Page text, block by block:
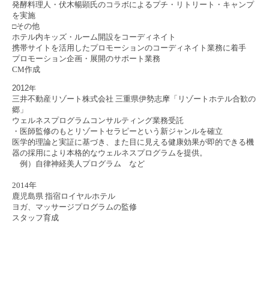
発酵料理人・伏木暢顕氏のコラボによるプチ・リトリート・キャンプ
を実施
□その他
ホテル内キッズ・ルーム開設をコーディネイト
携帯サイトを活用したプロモーションのコーディネイト業務に着手
プロモーション企画・展開のサポート業務
CM作成
2012年
三井不動産リゾート株式会社 三重県伊勢志摩「リゾートホテル合歓の
郷」
ウェルネスプログラムコンサルティング業務受託
・医師監修のもとリゾートセラピーという新ジャンルを確立
医学的理論と実証に基づき、また目に見える健康効果が即的できる機
器の採用により本格的なウェルネスプログラムを提供。
例）自律神経美人プログラム など
2014年
鹿児島県 指宿ロイヤルホテル
ヨガ、マッサージプログラムの監修
スタッフ育成